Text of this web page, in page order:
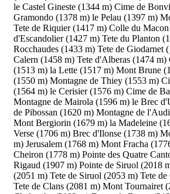
le Castel Gineste (1344 m) Cime de
Gramondo (1378 m) le Pelau (1397 m)
Tete de Riquier (1417 m) Colle du
d'Escandolier (1427 m) Tete du Planton
Rocchaudes (1433 m) Tete de Giodarnet
Calern (1458 m) Tete d'Alberas (1474 m)
(1513 m) la Lette (1517 m) Mont Brune
(1550 m) Montagne de Thiey (1553 m)
(1564 m) le Cerisier (1576 m) Cime de
Montagne de Mairola (1596 m) le Brec
de Pibossan (1620 m) Montagne de
Mont Bergiorin (1679 m) la Madeleine
Verse (1706 m) Brec d'Ilonse (1738 m)
m) Jerusalem (1768 m) Mont Fracha
Cheiron (1778 m) Pointe des Quatre
Rigaud (1907 m) Pointe de Siruol (2018
(2051 m) Tete de Siruol (2053 m) Tete
Tete de Clans (2081 m) Mont Tournairet